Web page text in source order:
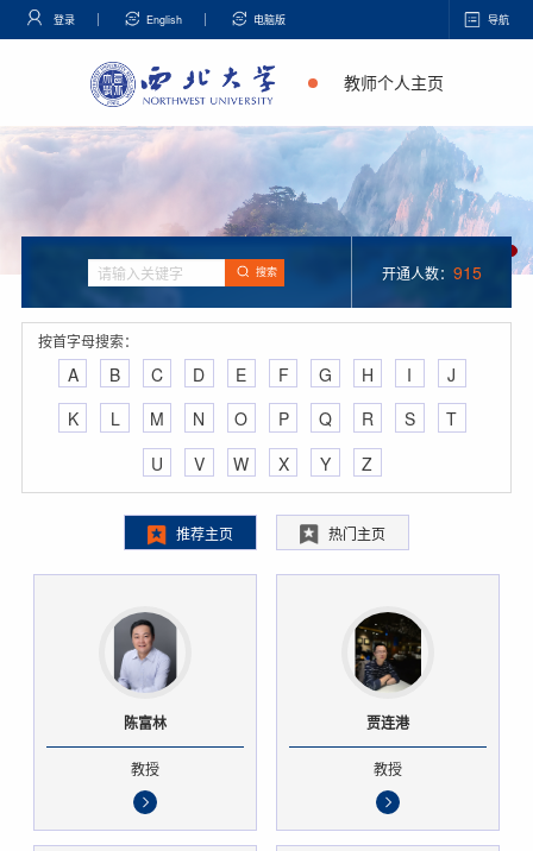
登录 English 电脑版 导航
教师个人主页
搜索 开通人数： 915
按首字母搜索：
A B C D E F G H I
J
K
L M N O P Q R S
T
U
V W X Y Z
推荐主页 热门主页
陈富林
教授
贾连港
教授